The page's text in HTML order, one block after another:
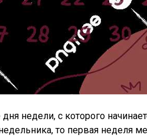
недели, с которого
то первая неделя